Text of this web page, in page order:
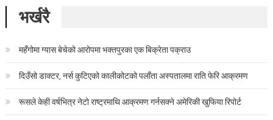
भर्खरै
महँगोमा ग्यास बेचेको आरोपमा भक्तपुरका एक बिक्रेता पक्राउ
दिउँसो डाक्टर, नर्स कुटिएको कालीकोटको पलाँता अस्पतालमा राति फेरि आक्रमण
रूसले केही वर्षभित्र नेटो राष्ट्रमाथि आक्रमण गर्नसक्ने अमेरिकी खुफिया रिपोर्ट